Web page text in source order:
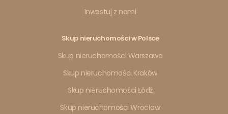
Inwestuj z nami
Skup nieruchomości w Polsce
Skup nieruchomości Warszawa
Skup nieruchomości Kraków
Skup nieruchomości Łódź
Skup nieruchomości Wrocław